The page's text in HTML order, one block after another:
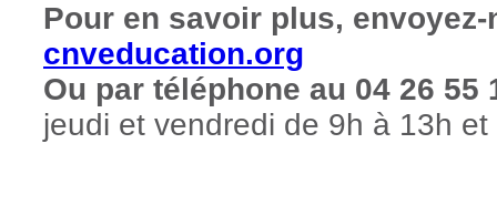
Pour en savoir plus,
cnveducation.org
Ou par téléphone au 04 26 55
jeudi et vendredi de 9h à 13h